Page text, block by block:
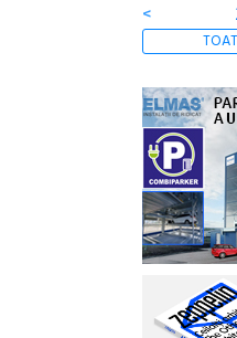
<